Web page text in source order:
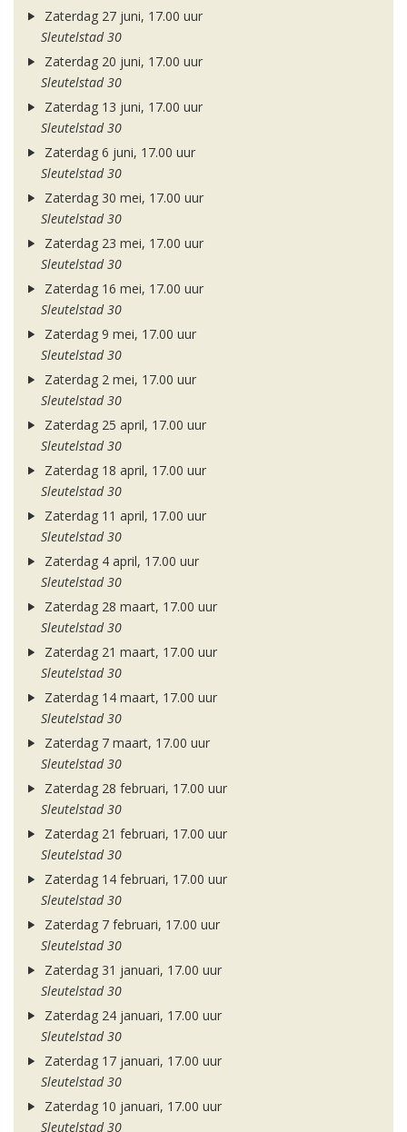
Zaterdag 27 juni, 17.00 uur
Sleutelstad 30
Zaterdag 20 juni, 17.00 uur
Sleutelstad 30
Zaterdag 13 juni, 17.00 uur
Sleutelstad 30
Zaterdag 6 juni, 17.00 uur
Sleutelstad 30
Zaterdag 30 mei, 17.00 uur
Sleutelstad 30
Zaterdag 23 mei, 17.00 uur
Sleutelstad 30
Zaterdag 16 mei, 17.00 uur
Sleutelstad 30
Zaterdag 9 mei, 17.00 uur
Sleutelstad 30
Zaterdag 2 mei, 17.00 uur
Sleutelstad 30
Zaterdag 25 april, 17.00 uur
Sleutelstad 30
Zaterdag 18 april, 17.00 uur
Sleutelstad 30
Zaterdag 11 april, 17.00 uur
Sleutelstad 30
Zaterdag 4 april, 17.00 uur
Sleutelstad 30
Zaterdag 28 maart, 17.00 uur
Sleutelstad 30
Zaterdag 21 maart, 17.00 uur
Sleutelstad 30
Zaterdag 14 maart, 17.00 uur
Sleutelstad 30
Zaterdag 7 maart, 17.00 uur
Sleutelstad 30
Zaterdag 28 februari, 17.00 uur
Sleutelstad 30
Zaterdag 21 februari, 17.00 uur
Sleutelstad 30
Zaterdag 14 februari, 17.00 uur
Sleutelstad 30
Zaterdag 7 februari, 17.00 uur
Sleutelstad 30
Zaterdag 31 januari, 17.00 uur
Sleutelstad 30
Zaterdag 24 januari, 17.00 uur
Sleutelstad 30
Zaterdag 17 januari, 17.00 uur
Sleutelstad 30
Zaterdag 10 januari, 17.00 uur
Sleutelstad 30